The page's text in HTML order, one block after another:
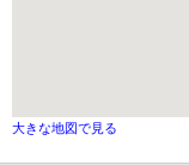
大きな地図で見る